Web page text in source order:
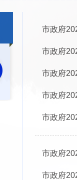
市政府
市政府
市政府
市政府
市政府
市政府
市政府